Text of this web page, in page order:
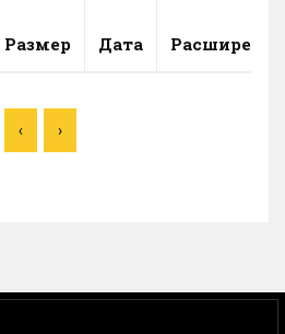
Размер Дата Расширение
‹ ›